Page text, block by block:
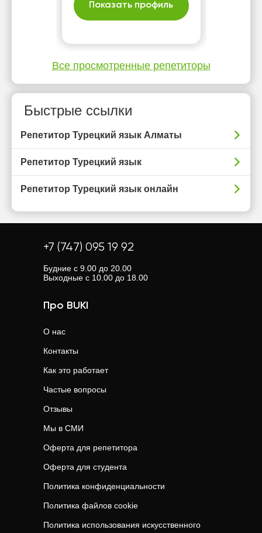
Показать профиль
Все просмотренные репетиторы
Быстрые ссылки
Репетитор Турецкий язык Алматы
Репетитор Турецкий язык
Репетитор Турецкий язык онлайн
+7 (747) 095 19 92
Будние с 9.00 до 20.00
Выходные с 10.00 до 18.00
Про BUKI
О нас
Контакты
Как это работает
Частые вопросы
Отзывы
Мы в СМИ
Оферта для репетитора
Оферта для студента
Политика конфиденциальности
Политика файлов cookie
Политика использования искусственного